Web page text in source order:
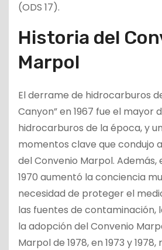
(ODS 17).
Historia del
Marpol
El derrame de hidrocarburos
Canyon” en 1967 fue el mayor
hidrocarburos de la época, y
momentos clave que condujo
del Convenio Marpol. Además,
1970 aumentó la conciencia
necesidad de proteger el
las fuentes de contaminación,
la adopción del Convenio
Marpol de 1978, en 1973 y